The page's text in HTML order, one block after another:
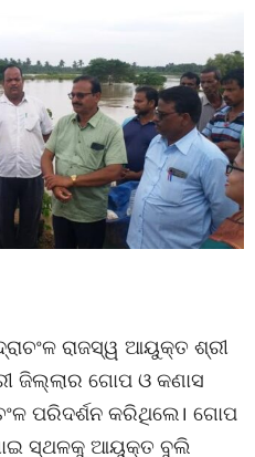
ରାଜସ୍ୱ ଆୟୁକ୍ତ ଶ୍ରୀ
ଜିଲ୍ଲାର ଗୋପ ଓ କଣାସ
ପରିଦର୍ଶନ କରିଥିଲେ। ଗୋପ
ସ୍ଥଳକୁ ଆୟୁକ୍ତ ବୁଲି